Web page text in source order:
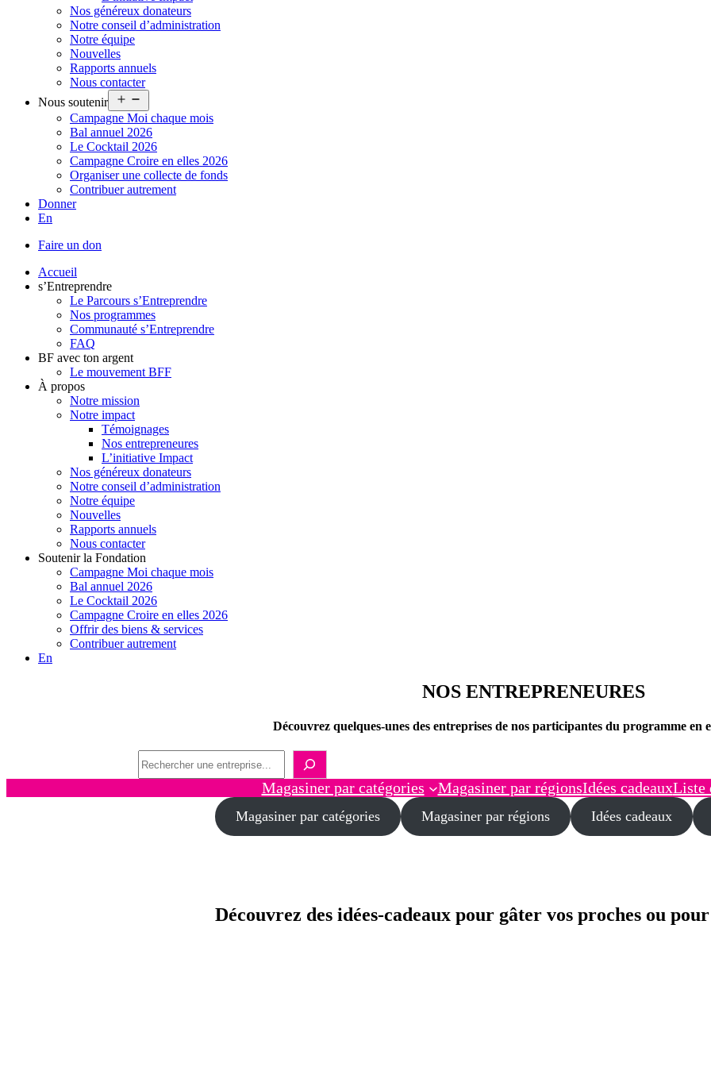
Nos généreux donateurs
Notre conseil d’administration
Notre équipe
Nouvelles
Rapports annuels
Nous contacter
Nous soutenir
le
menu
Campagne Moi chaque mois
Bal annuel 2026
Le Cocktail 2026
Campagne Croire en elles 2026
Organiser une collecte de fonds
Contribuer autrement
Donner
En
Faire un don
Accueil
s’Entreprendre
Le Parcours s’Entreprendre
Nos programmes
Communauté s’Entreprendre
FAQ
BF avec ton argent
Le mouvement BFF
À propos
Notre mission
Notre impact
Témoignages
Nos entrepreneures
L’initiative Impact
Nos généreux donateurs
Notre conseil d’administration
Notre équipe
Nouvelles
Rapports annuels
Nous contacter
Soutenir la Fondation
Campagne Moi chaque mois
Bal annuel 2026
Le Cocktail 2026
Campagne Croire en elles 2026
Offrir des biens & services
Contribuer autrement
En
NOS ENTREPRENEURES
Découvrez quelques-unes des entreprises de nos participantes du programme en
Magasiner par catégories Magasiner par régionsIdées cadeauxListe
Magasiner par catégories Magasiner par régions Idées cadeaux
Découvrez des idées-cadeaux pour gâter vos proches ou